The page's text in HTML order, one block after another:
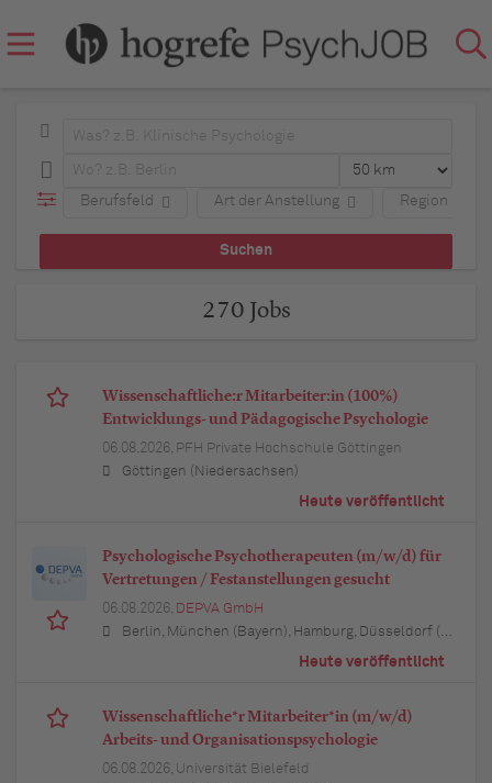
Berufsfeld Art der Anstellung Region
270 Jobs
Wissenschaftliche:r Mitarbeiter:in (100%)
Entwicklungs- und Pädagogische Psychologie
06.08.2026, PFH Private Hochschule Göttingen
Göttingen (Niedersachsen)
Heute veröffentlicht
Psychologische Psychotherapeuten (m/w/d) für
Vertretungen / Festanstellungen gesucht
06.08.2026, DEPVA GmbH
Berlin, München (Bayern), Hamburg, Düsseldorf (Nordrhein-Westfalen), Köln (Nordrhein-Westfalen), Essen (Nordrhein-Westfalen), Dortmund (Nordrhein-Westfalen), Stuttgart (Baden-Württemberg), Heilbronn (Baden-Württemberg), Hannover (Niedersachsen), Rostock (Mecklenburg-Vorpommern), Kiel (Schleswig-Holstein), Augsburg (Bayern), Nürnberg (Bayern), Frankfurt am Main (Hessen), Bremen, Schwerin (Mecklenburg-Vorpommern), Mainz (Rheinland-Pfalz), Saarbrücken (Saarland), Dresden (Sachsen), Magdeburg (Sachsen-Anhalt), Potsdam (Brandenburg), Erfurt (Thüringen), Würzburg (Bayern), Heilbronn (Baden-Württemberg), Leipzig (Sachsen)
Heute veröffentlicht
Wissenschaftliche*r Mitarbeiter*in (m/w/d)
Arbeits- und Organisationspsychologie
06.08.2026, Universität Bielefeld